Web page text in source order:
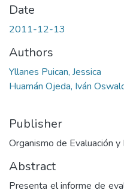
Date
2011-12-13
Authors
Yllanes Puican, Jessica
Huamán Ojeda, Iván
Publisher
Organismo de Evaluación
Abstract
Presenta el informe de